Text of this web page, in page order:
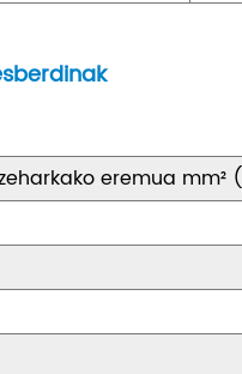
eremua mm²